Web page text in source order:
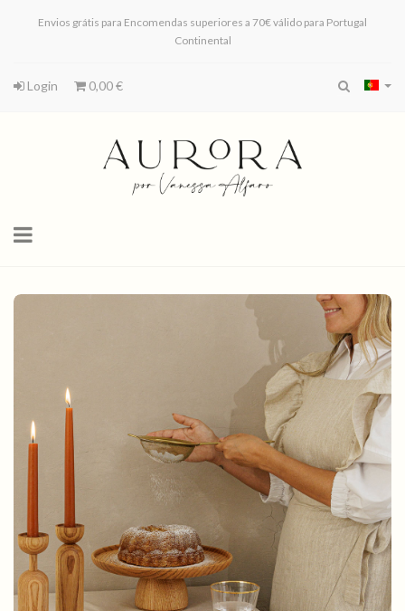
Envios grátis para Encomendas superiores a 70€ válido para Portugal
Continental
Login 0,00 €
Toggle